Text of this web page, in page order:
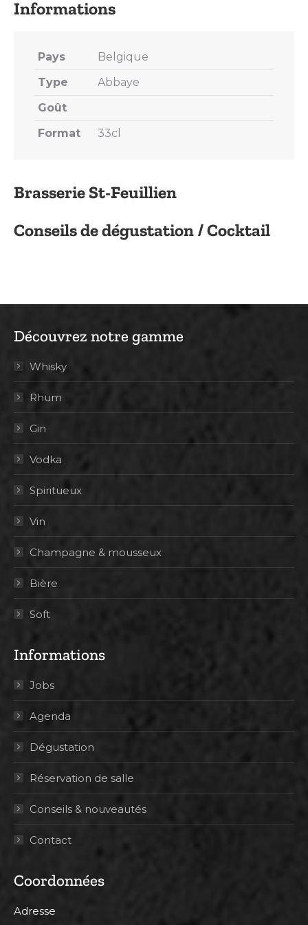
Brasserie St-Feuillien
Conseils de dégustation / Cocktail
Pays
Belgique
Type
Abbaye
Goût
Format
33cl
Découvrez notre gamme
Whisky
Rhum
Gin
Vodka
Spiritueux
Vin
Champagne & mousseux
Bière
Soft
Informations
Jobs
Agenda
Dégustation
Réservation de salle
Conseils & nouveautés
Contact
Coordonnées
Adresse